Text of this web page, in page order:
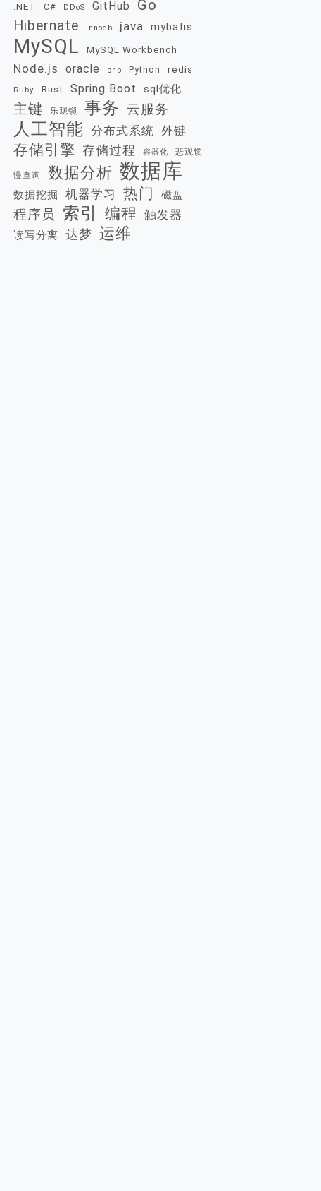
.NET C# DDoS GitHub Go
Hibernate innodb java mybatis
MySQL MySQL Workbench
Node.js oracle php Python redis
Ruby Rust Spring Boot sql优化
主键 乐观锁 事务 云服务
人工智能 分布式系统 外键
存储引擎 存储过程 容器化 悲观锁
慢查询 数据分析 数据库
数据挖掘 机器学习 热门 磁盘
程序员 索引 编程 触发器
读写分离 达梦 运维